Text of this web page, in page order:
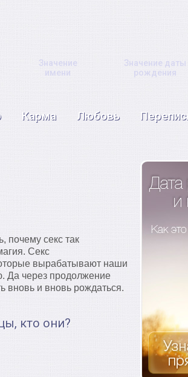
Значение
имени
Значение даты
рождения
Карма Любовь
почему секс так
Секс
вырабатывают наши
Да через продолжение
вновь и вновь рождаться.
кто они?